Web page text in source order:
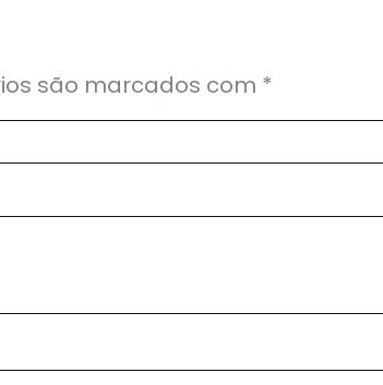
são marcados com *